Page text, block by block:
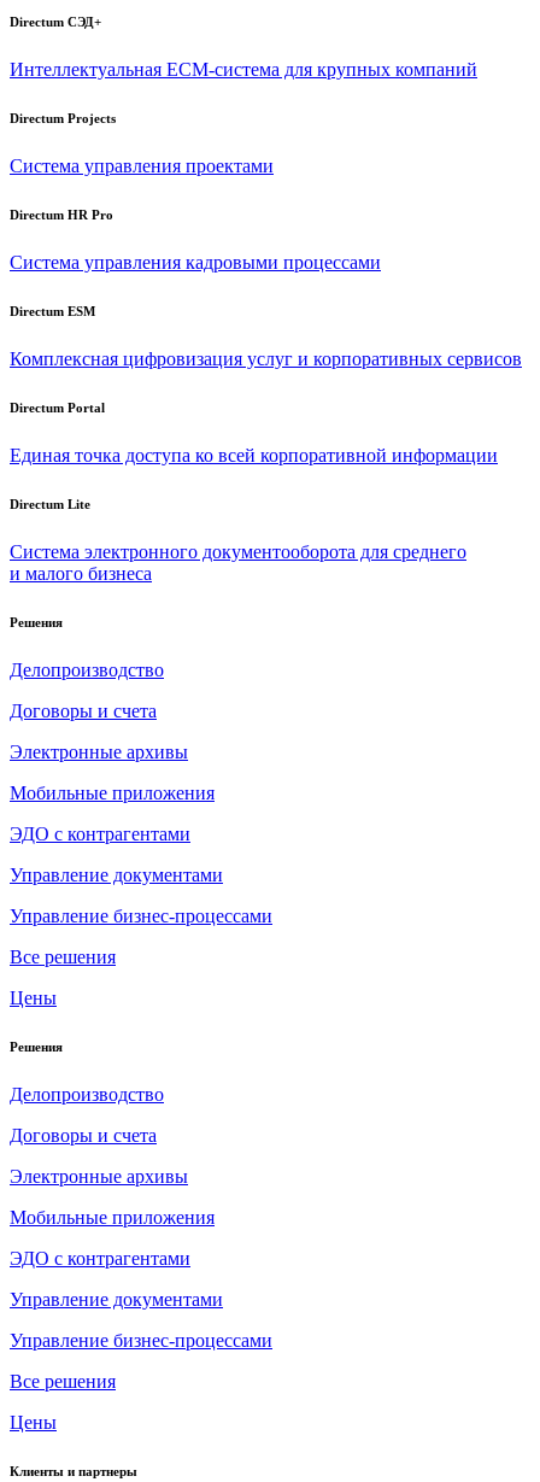
Directum СЭД+
Интеллектуальная ECM-система для крупных компаний
Directum Projects
Система управления проектами
Directum HR Pro
Система управления кадровыми процессами
Directum ESM
Комплексная цифровизация услуг и корпоративных сервисов
Directum Portal
Единая точка доступа ко всей корпоративной информации
Directum Lite
Система электронного документооборота для среднего
и малого бизнеса
Решения
Делопроизводство
Договоры и счета
Электронные архивы
Мобильные приложения
ЭДО с контрагентами
Управление документами
Управление бизнес-процессами
Все решения
Цены
Решения
Делопроизводство
Договоры и счета
Электронные архивы
Мобильные приложения
ЭДО с контрагентами
Управление документами
Управление бизнес-процессами
Все решения
Цены
Клиенты и партнеры